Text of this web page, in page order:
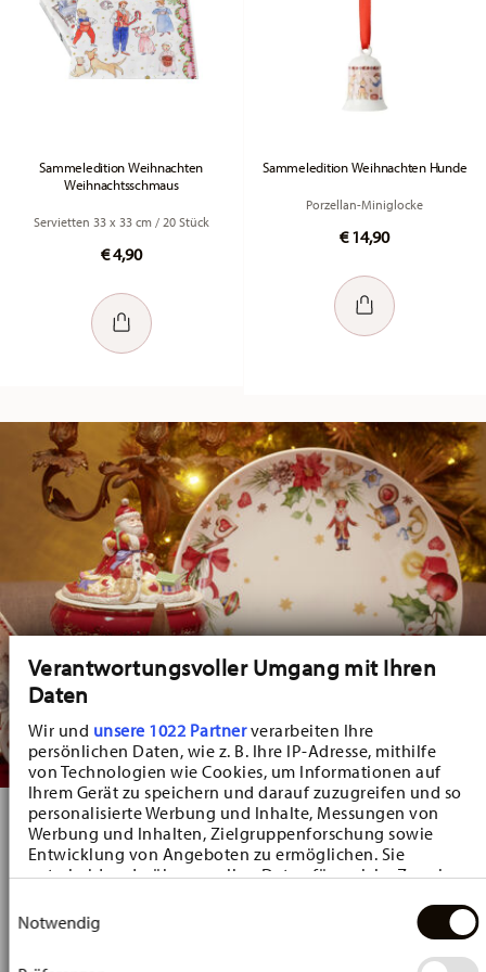
Verantwortungsvoller Umgang mit Ihren
Daten
Wir und unsere 1022 Partnerverarbeiten Ihre
persönlichen Daten, wie z. B. Ihre IP-Adresse, mithilfe
von Technologien wie Cookies, um Informationen auf
Ihrem Gerät zu speichern und darauf zuzugreifen und so
personalisierte Werbung und Inhalte, Messungen von
Werbung und Inhalten, Zielgruppenforschung sowie
Entwicklung von Angeboten zu ermöglichen. Sie
entscheiden darüber, wer Ihre Daten für welche Zwecke
Cookie-Erklärung oder durch Klicken auf das Privacy
Trigger Symbol ändern oder widerrufen
Notwendig
Sammeledition Weihnachten
Weihnachtsschmaus
Servietten 33 x 33 cm / 20 Stück
€ 4,90
Sammeledition Weihnachten Hunde
Porzellan-Miniglocke
€ 14,90
Hutschenreuther Weihnachtslieder 2026
Unter dem Thema „Weihnachtslieder“ werden kunstvoll gestaltete Ornamente,
inspiriert von beliebten Weihnachtsliedern wie „Morgen, Kinder, wird's was geben“,
zu charmanten Geschenken und wertvollen Sammlerstücken. Mit ihrer filigranen
Gestaltung und ihren charakteristischen Formen spiegeln sie den